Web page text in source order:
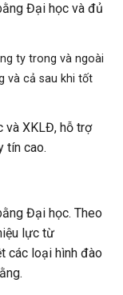
Đại học và đủ
ty trong và ngoài
và cả sau khi tốt
và XKLĐ, hỗ trợ
tín cao.
Đại học. Theo
lực từ
các loại hình đào